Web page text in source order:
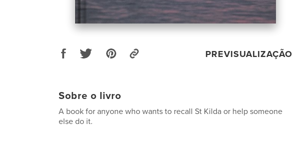
PREVISUALIZAÇÃO
Sobre o livro
A book for anyone who wants to recall St Kilda or help someone
else do it.